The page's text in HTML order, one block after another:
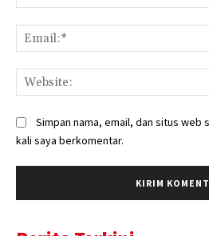
Simpan nama, email, dan situs web
kali saya berkomentar.